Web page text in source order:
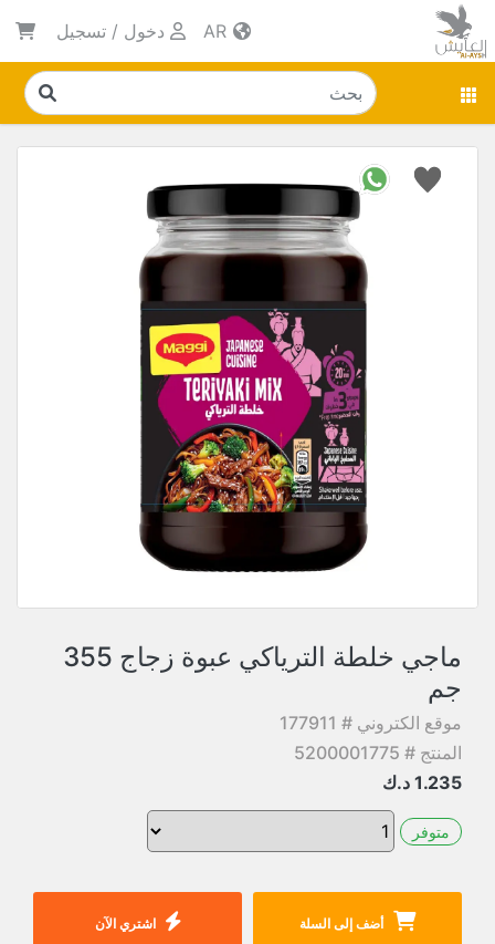
دخول / تسجيل
ماجي خلطة الترياكي عبوة زجاج 355
جم
موقع الكتروني # 177911
المنتج # 5200001775
1.235 د.ك
متوفر
أضف إلى السلة اشتري الآن